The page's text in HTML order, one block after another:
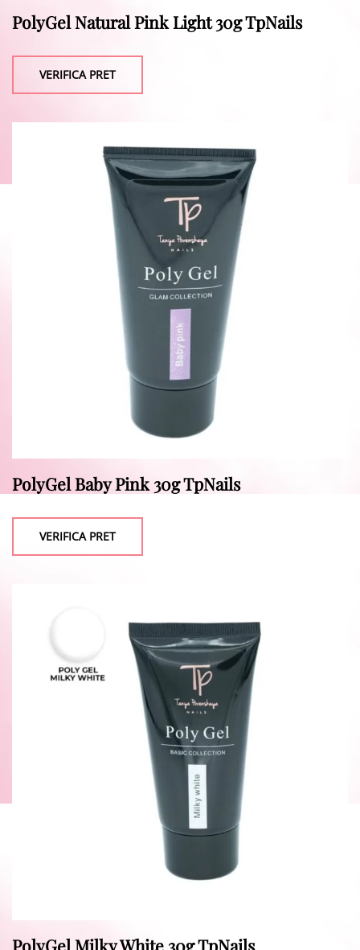
PolyGel Natural Pink Light 30g TpNails
VERIFICA PRET
PolyGel Baby Pink 30g TpNails
VERIFICA PRET
PolyGel Milky White 30g TpNails